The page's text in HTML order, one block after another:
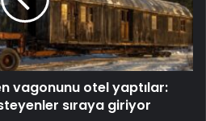
vagonunu otel yaptılar:
sıraya giriyor